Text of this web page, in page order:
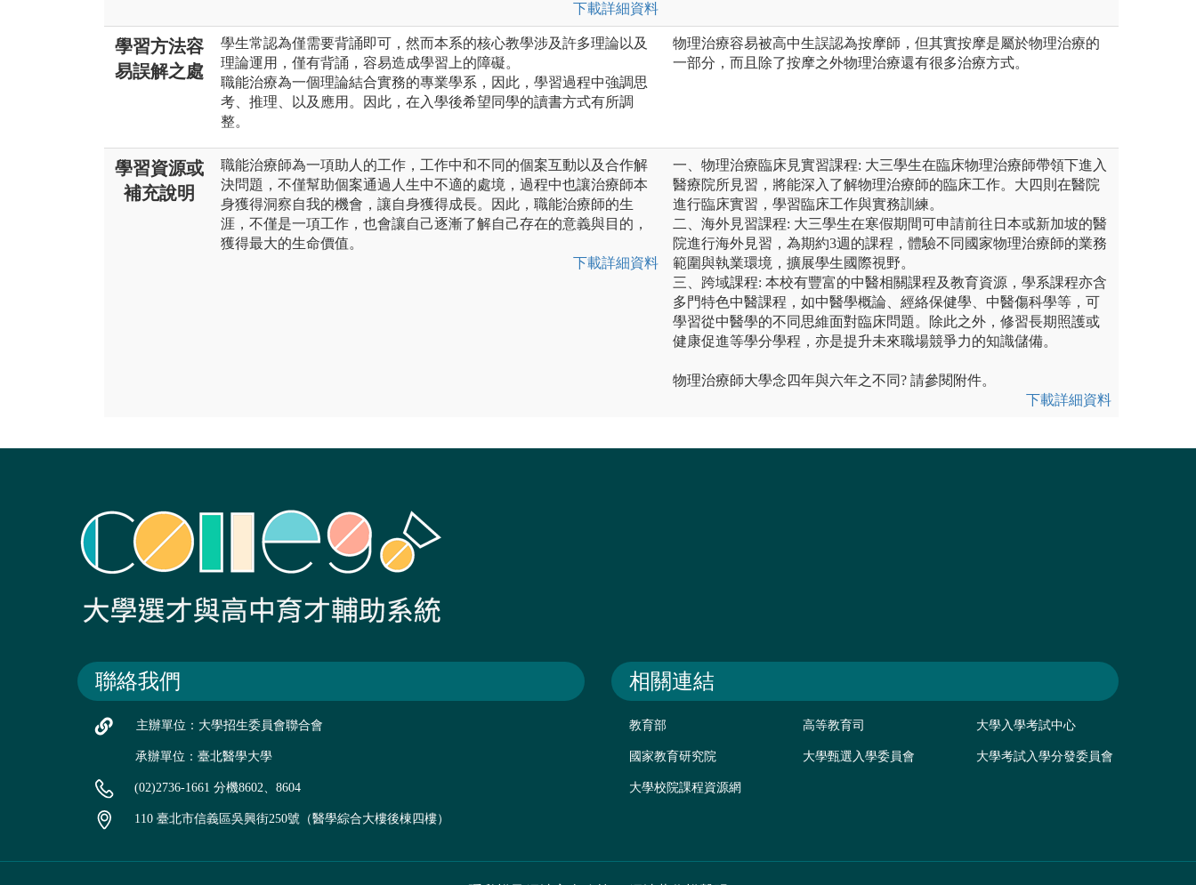
下載詳細資料
學習方法容
易誤解之處
學生常認為僅需要背誦即可，然而本系的核心教學涉及許多理論以及
理論運用，僅有背誦，容易造成學習上的障礙。
職能治療為一個理論結合實務的專業學系，因此，學習過程中強調思
考、推理、以及應用。因此，在入學後希望同學的讀書方式有所調
整。
物理治療容易被高中生誤認為按摩師，但其實按摩是屬於物理治療的
一部分，而且除了按摩之外物理治療還有很多治療方式。
學習資源或
補充說明
職能治療師為一項助人的工作，工作中和不同的個案互動以及合作解
決問題，不僅幫助個案通過人生中不適的處境，過程中也讓治療師本
身獲得洞察自我的機會，讓自身獲得成長。因此，職能治療師的生
涯，不僅是一項工作，也會讓自己逐漸了解自己存在的意義與目的，
獲得最大的生命價值。
下載詳細資料
一、物理治療臨床見實習課程: 大三學生在臨床物理治療師帶領下進入
醫療院所見習，將能深入了解物理治療師的臨床工作。大四則在醫院
進行臨床實習，學習臨床工作與實務訓練。
二、海外見習課程: 大三學生在寒假期間可申請前往日本或新加坡的醫
院進行海外見習，為期約3週的課程，體驗不同國家物理治療師的業務
範圍與執業環境，擴展學生國際視野。
三、跨域課程: 本校有豐富的中醫相關課程及教育資源，學系課程亦含
多門特色中醫課程，如中醫學概論、經絡保健學、中醫傷科學等，可
學習從中醫學的不同思維面對臨床問題。除此之外，修習長期照護或
健康促進等學分學程，亦是提升未來職場競爭力的知識儲備。
物理治療師大學念四年與六年之不同? 請參閱附件。
下載詳細資料
聯絡我們
主辦單位：大學招生委員會聯合會
承辦單位：臺北醫學大學
(02)2736-1661 分機8602、8604
110 臺北市信義區吳興街250號（醫學綜合大樓後棟四樓）
相關連結
教育部 高等教育司 大學入學考試中心
國家教育研究院 大學甄選入學委員會 大學考試入學分發委員會
大學校院課程資源網